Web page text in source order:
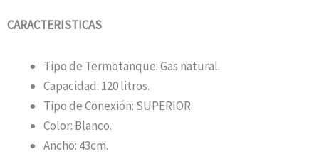
CARACTERISTICAS
Tipo de Termotanque: Gas natural.
Capacidad: 120 litros.
Tipo de Conexión: SUPERIOR.
Color: Blanco.
Ancho: 43cm.